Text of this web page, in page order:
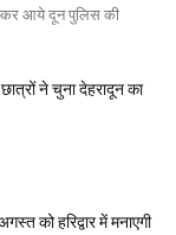
आये दून पुलिस की
ने चुना देहरादून का
को हरिद्वार में मनाएगी